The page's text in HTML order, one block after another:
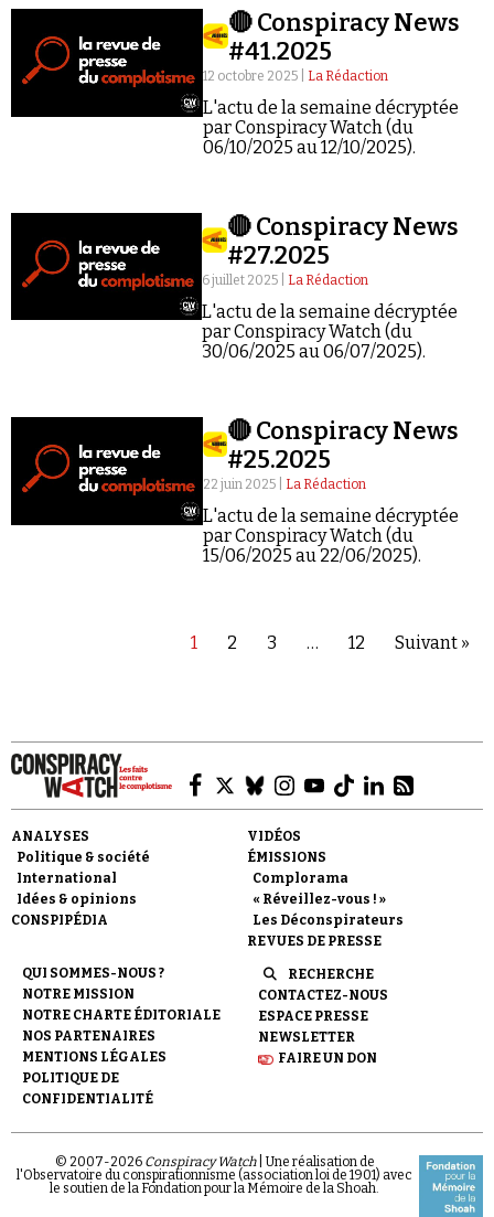
🔴 Conspiracy News
#41.2025
12 octobre 2025 | La Rédaction
L'actu de la semaine décryptée
par Conspiracy Watch (du
06/10/2025 au 12/10/2025).
🔴 Conspiracy News
#27.2025
6 juillet 2025 | La Rédaction
L'actu de la semaine décryptée
par Conspiracy Watch (du
30/06/2025 au 06/07/2025).
🔴 Conspiracy News
#25.2025
22 juin 2025 | La Rédaction
L'actu de la semaine décryptée
par Conspiracy Watch (du
15/06/2025 au 22/06/2025).
1 2 3 … 12 Suivant »
ANALYSES
Politique & société
International
Idées & opinions
CONSPIPÉDIA
VIDÉOS
ÉMISSIONS
Complorama
« Réveillez-vous ! »
Les Déconspirateurs
REVUES DE PRESSE
QUI SOMMES-NOUS ?
NOTRE MISSION
NOTRE CHARTE ÉDITORIALE
NOS PARTENAIRES
MENTIONS LÉGALES
POLITIQUE DE
CONFIDENTIALITÉ
RECHERCHE
CONTACTEZ-NOUS
ESPACE PRESSE
NEWSLETTER
FAIRE UN DON
© 2007-2026 Conspiracy Watch| Une réalisation de
l'Observatoire du conspirationnisme (association loi de 1901) avec
le soutien de la Fondation pour la Mémoire de la Shoah.